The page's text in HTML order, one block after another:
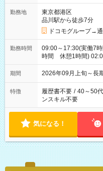
勤務地
東京都港区
品川駅から徒歩7分
ドコモグループ→
勤務時間
09:00～17:30(実働7
時間 休憩1時間)
日勤は就業時間1/夜
期間 2026年09月上旬～
特徴 履歴書不要 / 40～50
ンスキル不要
気になる！